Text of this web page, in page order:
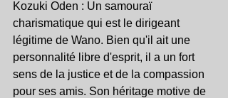
Kozuki Oden : Un samouraï
charismatique qui est le dirigeant
légitime de Wano. Bien qu'il ait une
personnalité libre d'esprit, il a un fort
sens de la justice et de la compassion
pour ses amis. Son héritage motive de